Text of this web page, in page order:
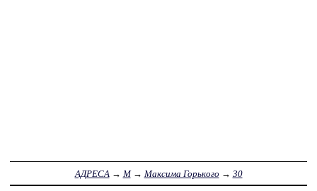
АДРЕСА → М→ Максима Горького → 30